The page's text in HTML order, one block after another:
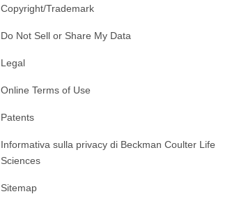
Copyright/Trademark
Do Not Sell or Share My Data
Legal
Online Terms of Use
Patents
Informativa sulla privacy di Beckman Coulter Life
Sciences
Sitemap